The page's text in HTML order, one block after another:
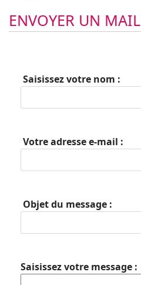
ENVOYER UN MAIL
Saisissez votre nom :
Votre adresse e-mail :
Objet du message :
Saisissez votre message :